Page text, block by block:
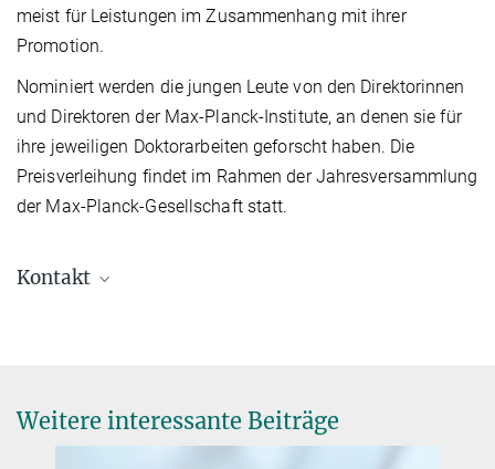
meist für Leistungen im Zusammenhang mit ihrer
Promotion.
Nominiert werden die jungen Leute von den Direktorinnen
und Direktoren der Max-Planck-Institute, an denen sie für
ihre jeweiligen Doktorarbeiten geforscht haben. Die
Preisverleihung findet im Rahmen der Jahresversammlung
der Max-Planck-Gesellschaft statt.
Kontakt
annegret.lorf@...
Weitere interessante Beiträge